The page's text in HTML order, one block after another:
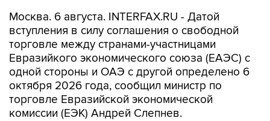
Москва. 6 августа. INTERFAX.RU - Датой
вступления в силу соглашения о свободной
торговле между странами-участницами
Евразийкого экономического союза (ЕАЭС) с
одной стороны и ОАЭ с другой определено 6
октября 2026 года, сообщил министр по
торговле Евразийской экономической
комиссии (ЕЭК) Андрей Слепнев.